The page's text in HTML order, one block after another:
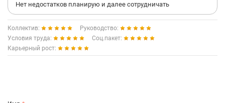
Нет недостатков планирую и далее сотрудничать
Коллектив:
Руководство:
Условия труда:
Соц.пакет:
Карьерный рост: